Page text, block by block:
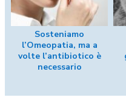
Sosteniamo
l’Omeopatia, ma a
volte l’antibiotico è
necessario